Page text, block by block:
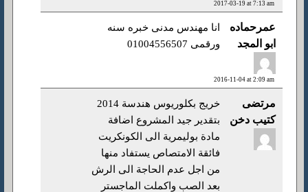
2017-03-19 at 7:13 am
عمرحماده
ابو المجد
2016-11-04 at 2:09 am
انا مهندس مدنى خبره سنه
ورقمى 01004556507
مرتضى
كتيب دخن
خريج بكلوريوس هندسة 2014
بتقدير جيد المشروع اضافة
مادة بوليمرية الى الكونكريت
فائقة الامتصاص يستفاد منها
من اجل عدم الحاجة الى الرش
بعد الصب واكملت الماجستر